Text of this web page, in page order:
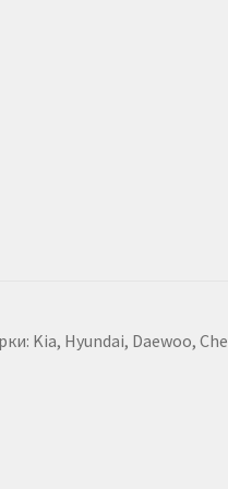
Kia, Hyundai, Daewoo,